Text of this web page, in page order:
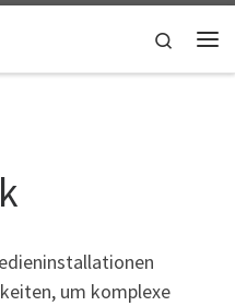
Search
um komplexe